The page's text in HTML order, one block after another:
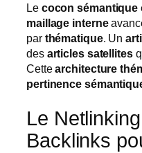
Le cocon sémantique
maillage interne
par thématique. Un
des articles satellites
Cettearchitecture
pertinence
Le
Backlinks